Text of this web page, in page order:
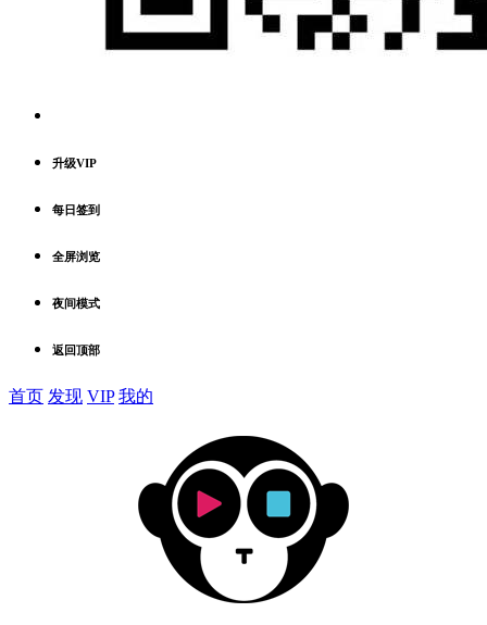
升级VIP
每日签到
全屏浏览
夜间模式
返回顶部
首页 发现 VIP 我的